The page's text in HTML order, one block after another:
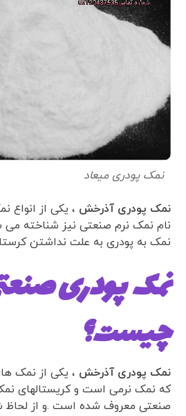
نمک پودری میعاد
نمک پودری آذرخش ، یکی از
نام نمک نرم صنعتی نیز شناخته می
نمک به پودری به علت نداشتن
نمک پودری
چیست؟
نمک پودری آذرخش ، یکی از نمک
که نمک نرمی است و کریستالهای
صنعتی معروف شده است .و از